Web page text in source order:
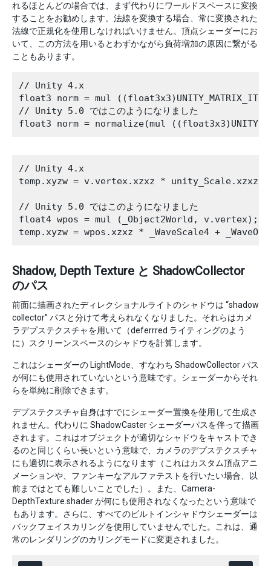
れるほとんどの場合では、まず代わりにワールドスペースに変換
することをお勧めします。法線を変換する場合、常に変換された
法線で正規化を使用しなければいけません。頂点シェーダーにお
いて、この方法を用いるとわずかながら負荷増加の原因に繋がる
こともあります。
// Unity 4.x
float3 norm = mul
// Unity 5.0 ではこのようになりました
// Unity 4.x
temp.xyzw = v.vertex.xzxz * unity_Scale.xzxz *
// Unity 5.0 ではこのようになりました
float4 wpos = mul (_Object2World, v.vertex);
Shadow, Depth Texture と ShadowCollector
のパス
前面に描画されたディレクショナルライトのシャドウは “shadow
collector” パスと分けて考えられなくなりました。それらはカメ
ラデプステクスチャを用いて（deferrred ライティングのよう
に）スクリーンスペースのシャドウを計算します。
これはシェーダーの LightMode、すなわち ShadowCollector パス
が何にも使用されていないという意味です。シェーダーからそれ
らを単純に削除できます。
デプステクスチャ自身はすでにシェーダー置換を使用して生成さ
れません。代わりに ShadowCaster シェーダーパスを伴って描画
されます。これはオブジェクトが適切なシャドウをキャストでき
るのと同じくらい長いという意味で、カメラのデプステクスチャ
にも適切に表示されるようになります（これはカスタム頂点アニ
メーションや、ファンキーなアルファテストを行いたい場合、以
前まではとても難しいことでした）。また、Camera-
DepthTexture.shader が何にも使用されなくなったという意味で
もあります。さらに、すべてのビルトインシャドウシェーダーは
バックフェイスカリングを使用していませんでした。これは、通
常のレンダリングのカリングモードに変更されました。